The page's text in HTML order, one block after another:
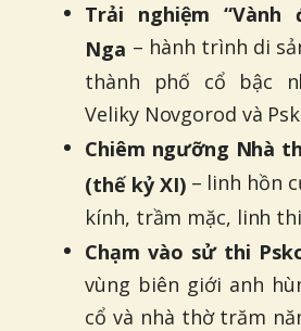
Trải nghiệm “Vành
Nga – hành trình di
thành phố cổ bậc
Veliky Novgorod và
Chiêm ngưỡng Nhà
(thế kỷ XI)– linh hồn
kính, trầm mặc, linh
Chạm vào sử thi
vùng biên giới anh
cổ và nhà thờ trăm